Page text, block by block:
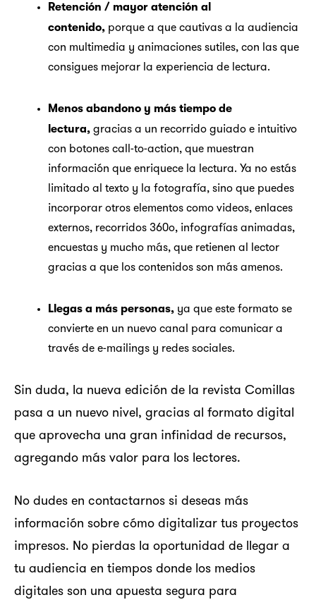
Retención / mayor atención al
contenido,porque a que cautivas a la audiencia
con multimedia y animaciones sutiles, con las que
consigues mejorar la experiencia de lectura.
Menos abandono y más tiempo de
lectura,gracias a un recorrido guiado e intuitivo
con botones call-to-action, que muestran
información que enriquece la lectura. Ya no estás
limitado al texto y la fotografía, sino que puedes
incorporar otros elementos como videos, enlaces
externos, recorridos 360º, infografías animadas,
encuestas y mucho más, que retienen al lector
gracias a que los contenidos son más amenos.
Llegas a más personas,ya que este formato se
convierte en un nuevo canal para comunicar a
través de e-mailings y redes sociales.
Sin duda, la nueva edición de la revista Comillas
pasa a un nuevo nivel, gracias al formato digital
que aprovecha una gran infinidad de recursos,
agregando más valor para los lectores.
No dudes en contactarnos si deseas más
información sobre cómo digitalizar tus proyectos
impresos. No pierdas la oportunidad de llegar a
tu audiencia en tiempos donde los medios
digitales son una apuesta segura para